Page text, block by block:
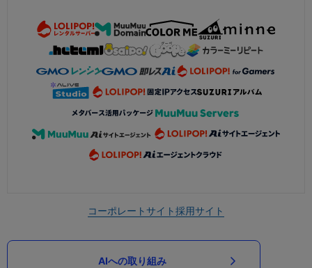
コーポレートサイト採用サイト
AIへの取り組み